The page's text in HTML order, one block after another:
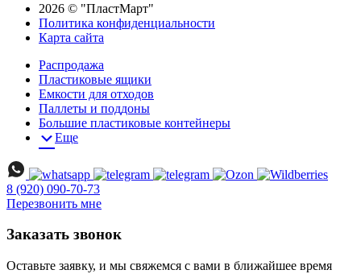
2026 © "ПластМарт"
Политика конфиденциальности
Карта сайта
Распродажа
Пластиковые ящики
Емкости для отходов
Паллеты и поддоны
Большие пластиковые контейнеры
Еще
8 (920) 090-70-73
Перезвонить мне
Заказать звонок
Оставьте заявку, и мы свяжемся с вами в ближайшее время